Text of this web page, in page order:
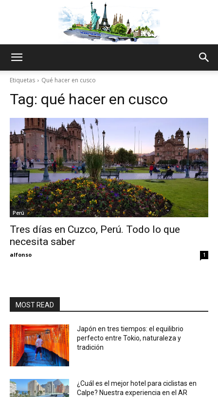
Thru
My
Etiquetas Qué hacer en cusco
Tag: qué hacer en cusco
Perú
Tres días en Cuzco, Perú. Todo lo que
necesita saber
alfonso 1
MOST READ
Japón en tres tiempos: el equilibrio
perfecto entre Tokio, naturaleza y
tradición
¿Cuál es el mejor hotel para ciclistas en
Calpe? Nuestra experiencia en el AR